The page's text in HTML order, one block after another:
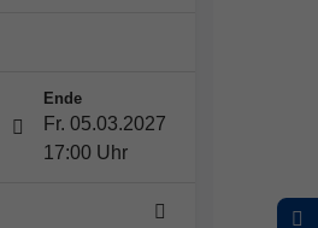
Ende
Fr. 05.03.2027
17:00 Uhr